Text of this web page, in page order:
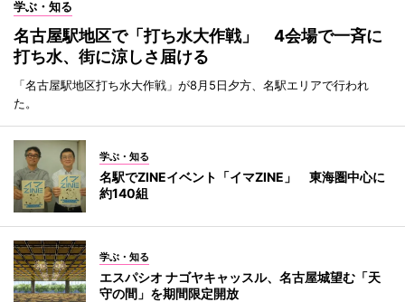
学ぶ・知る
名古屋駅地区で「打ち水大作戦」 4会場で一斉に
打ち水、街に涼しさ届ける
「名古屋駅地区打ち水大作戦」が8月5日夕方、名駅エリアで行われ
た。
学ぶ・知る
名駅でZINEイベント「イマZINE」 東海圏中心に
約140組
学ぶ・知る
エスパシオ ナゴヤキャッスル、名古屋城望む「天
守の間」を期間限定開放